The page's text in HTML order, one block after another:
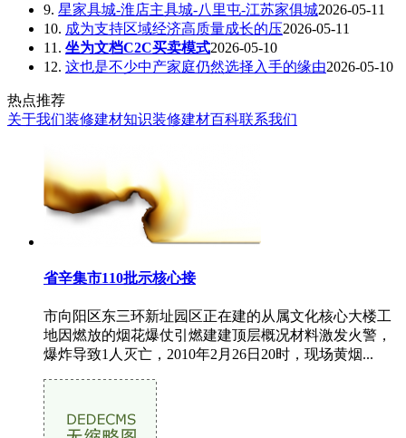
9. 星家具城-淮店主具城-八里屯-江苏家俱城2026-05-11
10. 成为支持区域经济高质量成长的压2026-05-11
11. 坐为文档C2C买卖模式2026-05-10
12. 这也是不少中产家庭仍然选择入手的缘由2026-05-10
热点推荐
关于我们装修建材知识装修建材百科联系我们
省辛集市110批示核心接
市向阳区东三环新址园区正在建的从属文化核心大楼工
地因燃放的烟花爆仗引燃建建顶层概况材料激发火警，
爆炸导致1人灭亡，2010年2月26日20时，现场黄烟...